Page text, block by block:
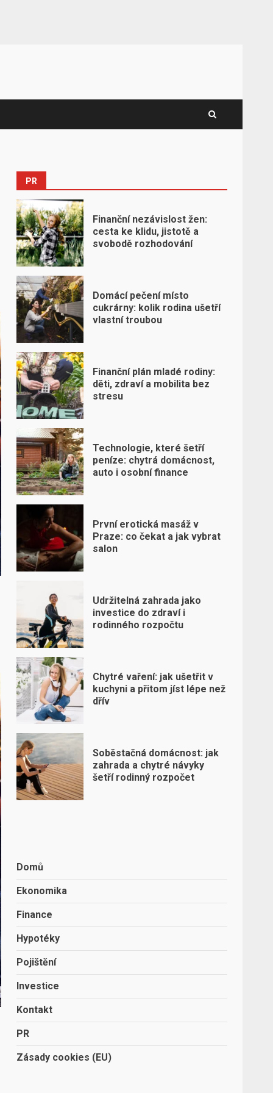
PR
Finanční nezávislost žen:
cesta ke klidu, jistotě a
svobodě rozhodování
Domácí pečení místo
cukrárny: kolik rodina ušetří
vlastní troubou
Finanční plán mladé rodiny:
děti, zdraví a mobilita bez
stresu
Technologie, které šetří
peníze: chytrá domácnost,
auto i osobní finance
První erotická masáž v
Praze: co čekat a jak vybrat
salon
Udržitelná zahrada jako
investice do zdraví i
rodinného rozpočtu
Chytré vaření: jak ušetřit v
kuchyni a přitom jíst lépe než
dřív
Soběstačná domácnost: jak
zahrada a chytré návyky
šetří rodinný rozpočet
Domů
Ekonomika
Finance
Hypotéky
Pojištění
Investice
Kontakt
PR
Zásady cookies (EU)